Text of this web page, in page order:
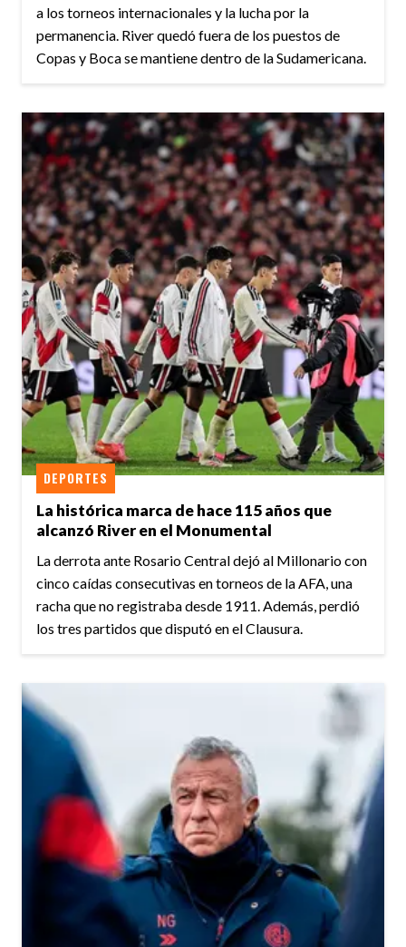
a los torneos internacionales y la lucha por la
permanencia. River quedó fuera de los puestos de
Copas y Boca se mantiene dentro de la Sudamericana.
La histórica marca de hace 115 años que
alcanzó River en el Monumental
DEPORTES
La derrota ante Rosario Central dejó al Millonario con
cinco caídas consecutivas en torneos de la AFA, una
racha que no registraba desde 1911. Además, perdió
los tres partidos que disputó en el Clausura.